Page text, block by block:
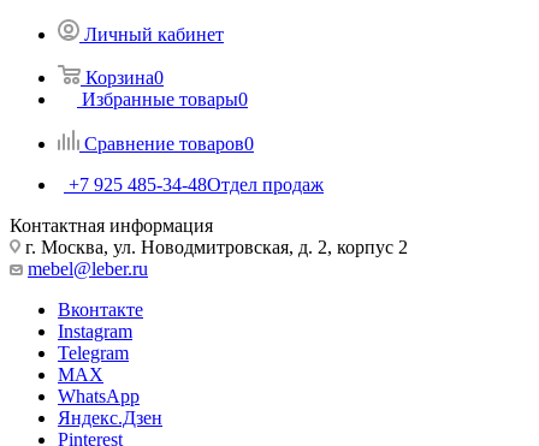
Личный кабинет
Корзина0
Избранные товары0
Сравнение товаров0
+7 925 485-34-48Отдел продаж
Контактная информация
г. Москва, ул. Новодмитровская, д. 2, корпус 2
mebel@leber.ru
Вконтакте
Instagram
Telegram
MAX
WhatsApp
Яндекс.Дзен
Pinterest